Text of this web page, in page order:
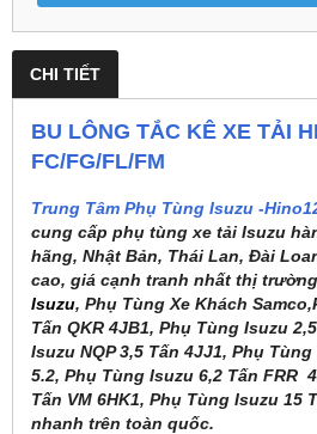
CHI TIẾT
BU LÔNG TẮC KÊ XE TẢI
FC/FG/FL/FM
Trung Tâm Phụ Tùng Isuzu -
cung cấp phụ tùng xe tải Isuzu
hãng, Nhật Bản, Thái Lan, Đài
cao, giá cạnh tranh nhất thị
Isuzu, Phụ Tùng Xe Khách
Tấn QKR 4JB1, Phụ Tùng Isuzu
Isuzu NQP 3,5 Tấn 4JJ1, Phụ
5.2, Phụ Tùng Isuzu 6,2 Tấn FRR
Tấn VM 6HK1, Phụ Tùng Isuzu 15
nhanh trên toàn quốc.